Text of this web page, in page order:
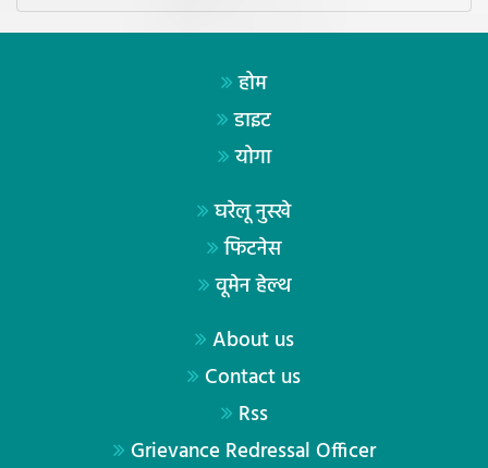
होम
डाइट
योगा
घरेलू नुस्खे
फिटनेस
वूमेन हेल्थ
About us
Contact us
Rss
Grievance Redressal Officer